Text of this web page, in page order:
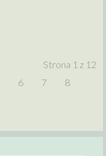
Strona 1 z 12
6 7
8